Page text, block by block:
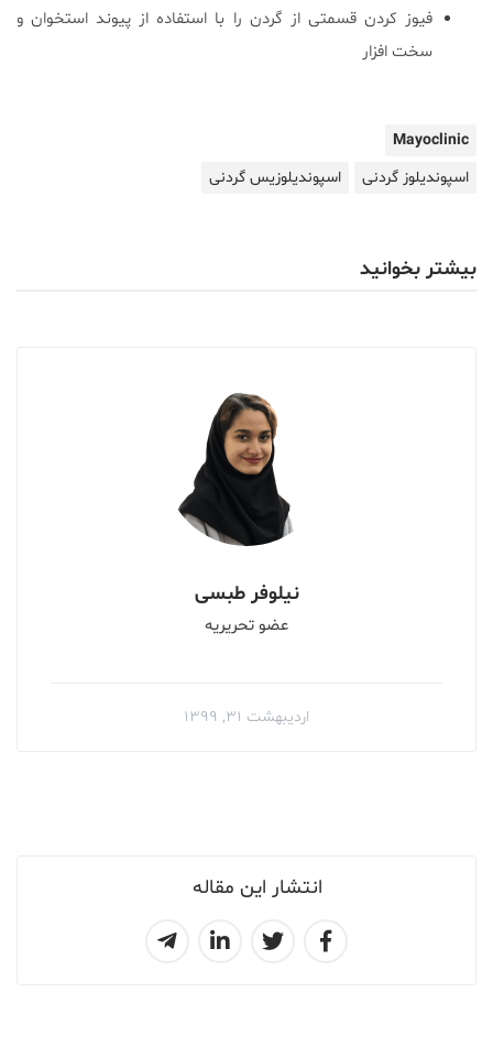
انتشار این مقاله
فیوز کردن قسمتی از گردن را با استفاده از پیوند استخوان و
سخت افزار
Mayoclinic
اسپوندیلوز گردنی
اسپوندیلوزیس گردنی
بیشتر بخوانید
نیلوفر طبسی
عضو تحریریه
اردیبهشت ۳۱, ۱۳۹۹